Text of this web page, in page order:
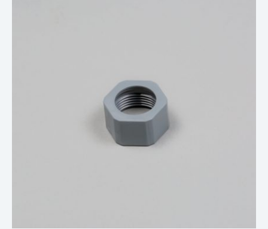
Underhållstips
Kontakt